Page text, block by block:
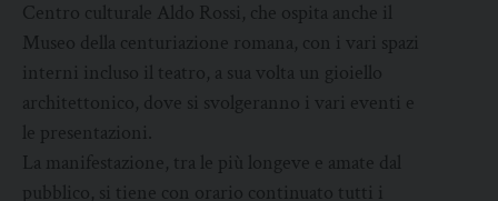
Centro culturale Aldo Rossi, che ospita anche il
Museo della centuriazione romana, con i vari spazi
interni incluso il teatro, a sua volta un gioiello
architettonico, dove si svolgeranno i vari eventi e
le presentazioni.
La manifestazione, tra le più longeve e amate dal
pubblico, si tiene con orario continuato tutti i